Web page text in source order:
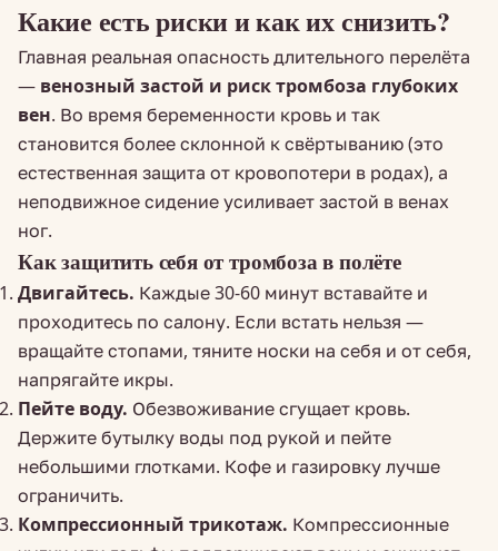
Какие есть риски и как их снизить?
Главная реальная опасность длительного перелёта
— венозный застой и риск тромбоза глубоких
вен. Во время беременности кровь и так
становится более склонной к свёртыванию (это
естественная защита от кровопотери в родах), а
неподвижное сидение усиливает застой в венах
ног.
Как защитить себя от тромбоза в полёте
Двигайтесь. Каждые 30-60 минут вставайте и
проходитесь по салону. Если встать нельзя —
вращайте стопами, тяните носки на себя и от себя,
напрягайте икры.
Пейте воду. Обезвоживание сгущает кровь.
Держите бутылку воды под рукой и пейте
небольшими глотками. Кофе и газировку лучше
ограничить.
Компрессионный трикотаж. Компрессионные